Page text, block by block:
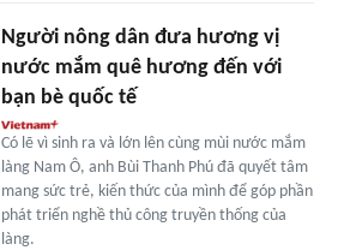
Người nông dân đưa hương vị
nước mắm quê hương đến với
bạn bè quốc tế
Có lẽ vì sinh ra và lớn lên cùng mùi nước mắm
làng Nam Ô, anh Bùi Thanh Phú đã quyết tâm
mang sức trẻ, kiến thức của mình để góp phần
phát triển nghề thủ công truyền thống của
làng.